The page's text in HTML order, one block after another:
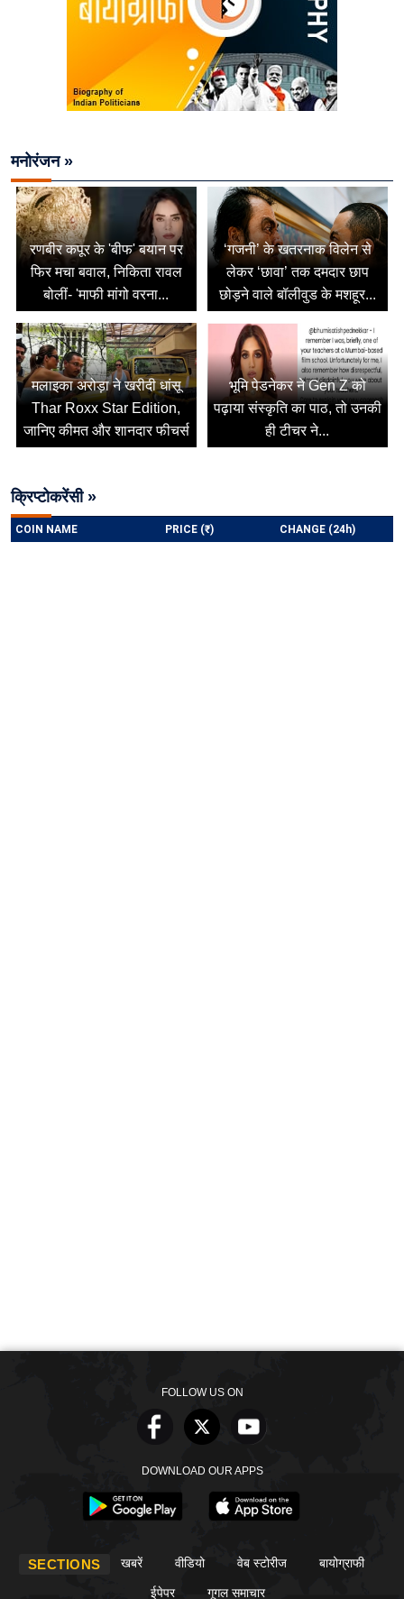
मनोरंजन »
रणबीर कपूर के 'बीफ' बयान पर
फिर मचा बवाल, निकिता रावल
बोलीं- 'माफी मांगो वरना...
‘गजनी’ के खतरनाक विलेन से
लेकर ‘छावा’ तक दमदार छाप
छोड़ने वाले बॉलीवुड के मशहूर...
मलाइका अरोड़ा ने खरीदी धांसू
Thar Roxx Star Edition,
जानिए कीमत और शानदार फीचर्स
भूमि पेडनेकर ने Gen Z को
पढ़ाया संस्कृति का पाठ, तो उनकी
ही टीचर ने...
क्रिप्टोकरेंसी »
FOLLOW US ON
DOWNLOAD OUR APPS
SECTIONS खबरें वीडियो वेब स्टोरीज बायोग्राफी
ईपेपर गूगल समाचार